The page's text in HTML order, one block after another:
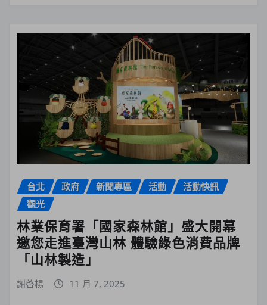
台北 政府 新聞專區 活動
活動快訊
觀光
林業保育署「國家森林館」盛大開幕
邀您走進臺灣山林 體驗綠色消費品牌
「山林製造」
謝啓楊 11 月 7, 2025